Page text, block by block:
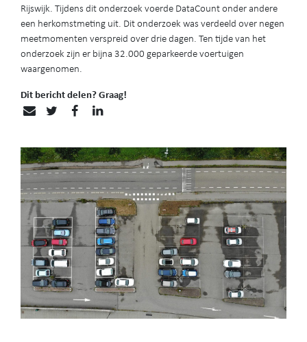
Rijswijk. Tijdens dit onderzoek voerde DataCount onder andere
een herkomstmeting uit. Dit onderzoek was verdeeld over negen
meetmomenten verspreid over drie dagen. Ten tijde van het
onderzoek zijn er bijna 32.000 geparkeerde voertuigen
waargenomen.
Dit bericht delen? Graag!